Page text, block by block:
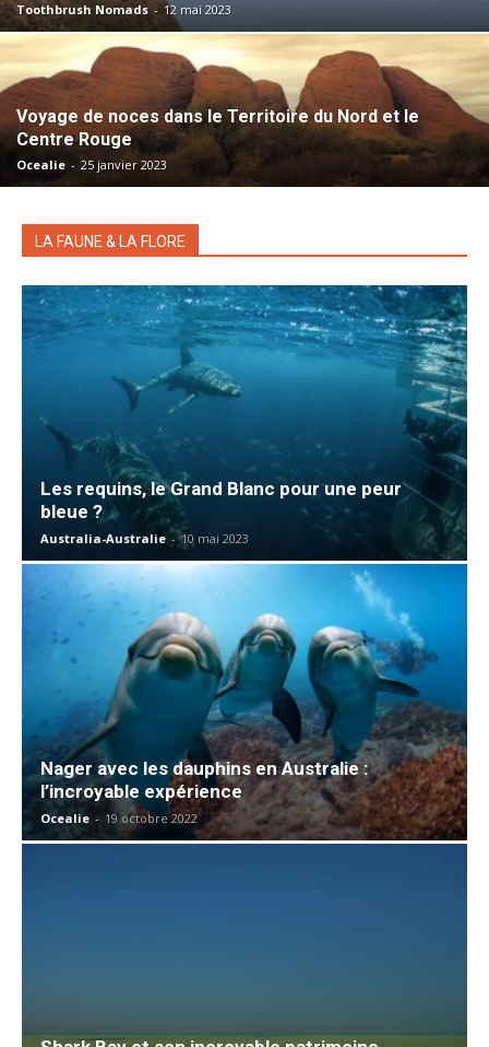
Toothbrush Nomads - 12 mai 2023
Voyage de noces dans le Territoire du Nord et le
Centre Rouge
Ocealie - 25 janvier 2023
LA FAUNE & LA FLORE
Les requins, le Grand Blanc pour une peur
bleue ?
Australia-Australie - 10 mai 2023
Nager avec les dauphins en Australie :
l’incroyable expérience
Ocealie - 19 octobre 2022